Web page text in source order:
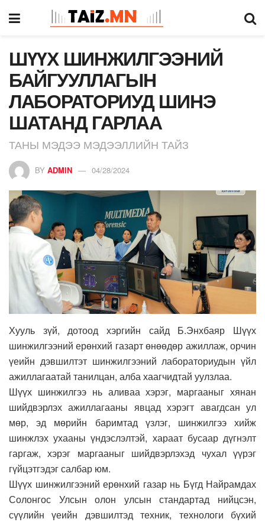
ШҮҮХ ШИНЖИЛГЭЭНИЙ
БАЙГУУЛЛАГЫН
ЛАБОРАТОРИУД ШИНЭ
ШАТАНД ГАРЛАА
ТАНЫ МЭДЭЭ МЭДЭЭЛЛИЙН ТАЙЗ
BY ADMIN 04/28/2024
Хууль зүй, дотоод хэргийн сайд Б.Энхбаяр Шүүх
шинжилгээний ерөнхий газарт өнөөдөр ажиллаж, орчин
үеийн дэвшилтэт шинжилгээний лабораториудын үйл
ажиллагаатай танилцан, алба хаагчидтай уулзлаа.
Шүүх шинжилгээ нь аливаа хэрэг, маргааныг хянан
шийдвэрлэх ажиллагааны явцад хэрэгт авагдсан ул
мөр, эд мөрийн баримтад үзлэг, шинжилгээ хийж
шинжлэх ухааны үндэслэлтэй, хараат бусаар дүгнэлт
гаргаж, хэрэг маргааныг шийдвэрлэхэд чухал үүрэг
гүйцэтгэдэг салбар юм.
Шүүх шинжилгээний ерөнхий газар нь Бүгд Найрамдах
Солонгос Улсын олон улсын стандартад нийцсэн,
сүүлийн үеийн дэвшилтэд техник, технологи бүхий